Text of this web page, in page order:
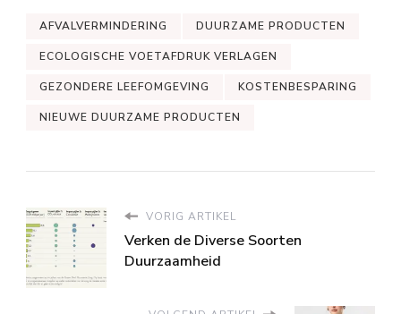
AFVALVERMINDERING DUURZAME PRODUCTEN
ECOLOGISCHE VOETAFDRUK VERLAGEN
GEZONDERE LEEFOMGEVING KOSTENBESPARING
NIEUWE DUURZAME PRODUCTEN
VORIG ARTIKEL
Verken de Diverse Soorten
Duurzaamheid